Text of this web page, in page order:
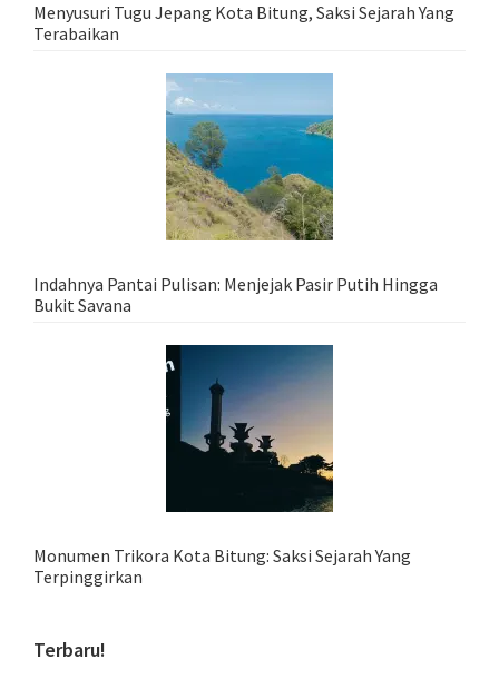
Menyusuri Tugu Jepang Kota Bitung, Saksi Sejarah Yang
Terabaikan
Indahnya Pantai Pulisan: Menjejak Pasir Putih Hingga
Bukit Savana
Monumen Trikora Kota Bitung: Saksi Sejarah Yang
Terpinggirkan
Terbaru!